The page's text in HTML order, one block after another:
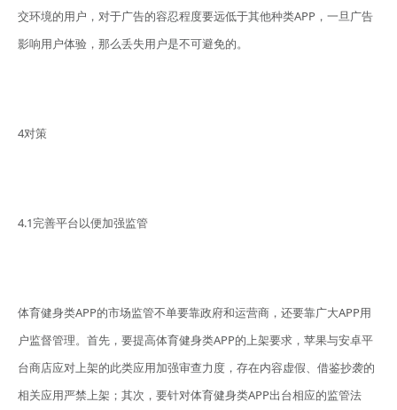
交环境的用户，对于广告的容忍程度要远低于其他种类APP，一旦广告
影响用户体验，那么丢失用户是不可避免的。
4对策
4.1完善平台以便加强监管
体育健身类APP的市场监管不单要靠政府和运营商，还要靠广大APP用
户监督管理。首先，要提高体育健身类APP的上架要求，苹果与安卓平
台商店应对上架的此类应用加强审查力度，存在内容虚假、借鉴抄袭的
相关应用严禁上架；其次，要针对体育健身类APP出台相应的监管法